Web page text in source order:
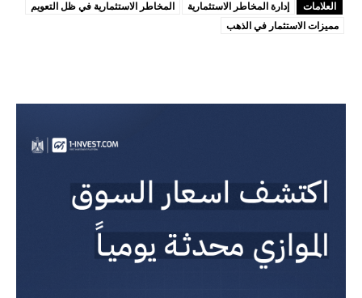
العلامات إدارة المخاطر الاستثمارية
المخاطر الاستثمارية في ظل التعويم
مميزات الاستثمار في الذهب